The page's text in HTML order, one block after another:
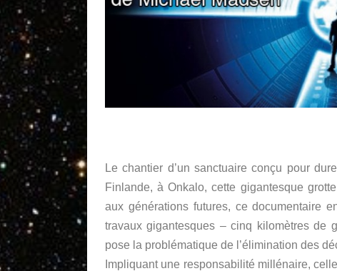
Le chantier d’un sanctuaire conçu pour
Finlande, à Onkalo, cette gigantesque
aux générations futures, ce documentaire
travaux gigantesques – cinq kilomètres de
pose la problématique de l’élimination des
Impliquant une responsabilité millénaire,